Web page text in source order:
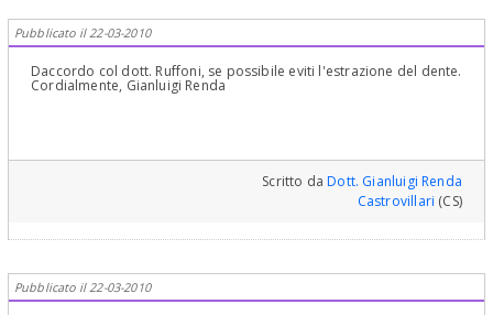
Pubblicato il 22-03-2010
Daccordo col dott. Ruffoni, se possibile eviti l'estrazione del dente.
Cordialmente, Gianluigi Renda
Scritto daDott. Gianluigi Renda
Castrovillari (CS)
Pubblicato il 22-03-2010